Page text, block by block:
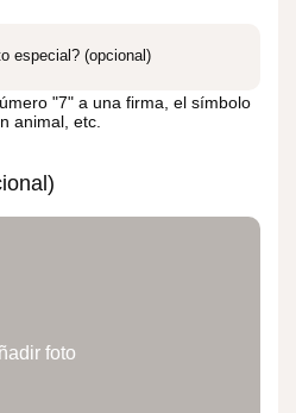
especial? (opcional)
"7" a una firma, el símbolo
animal, etc.
foto